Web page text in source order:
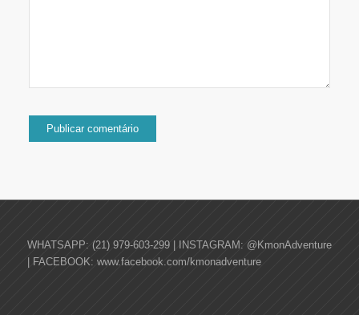
WHATSAPP: (21) 979-603-299 | INSTAGRAM: @KmonAdventure
| FACEBOOK: www.facebook.com/kmonadventure